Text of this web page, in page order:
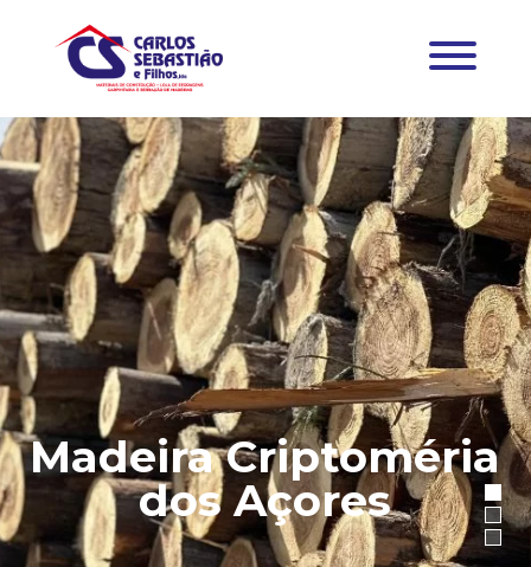
Madeira Criptoméria
dos Açores